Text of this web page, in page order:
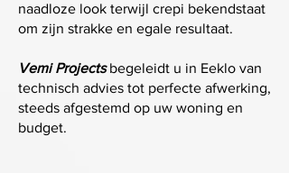
naadloze look terwijl crepi bekendstaat
om zijn strakke en egale resultaat.
Vemi Projectsbegeleidt u in Eeklo van
technisch advies tot perfecte afwerking,
steeds afgestemd op uw woning en
budget.